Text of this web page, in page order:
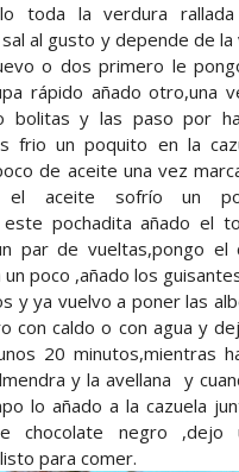
toda la verdura
al gusto y depende de la
o dos primero le
rápido añado otro,una
bolitas y las paso por
frio un poquito en la
de aceite una vez
aceite sofrío un
este pochadita añado el
par de vueltas,pongo el
poco ,añado los
y ya vuelvo a poner las
con caldo o con agua y
20 minutos,mientras
y la avellana y
lo añado a la cazuela
chocolate negro ,dejo
para comer.